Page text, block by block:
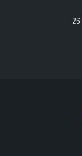
26